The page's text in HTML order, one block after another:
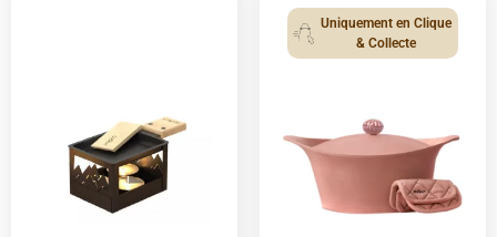
Uniquement en Clique
& Collecte